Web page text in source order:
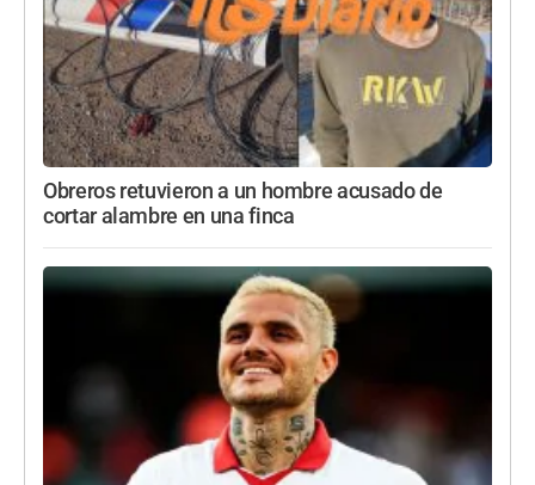
Obreros retuvieron a un hombre acusado de
cortar alambre en una finca